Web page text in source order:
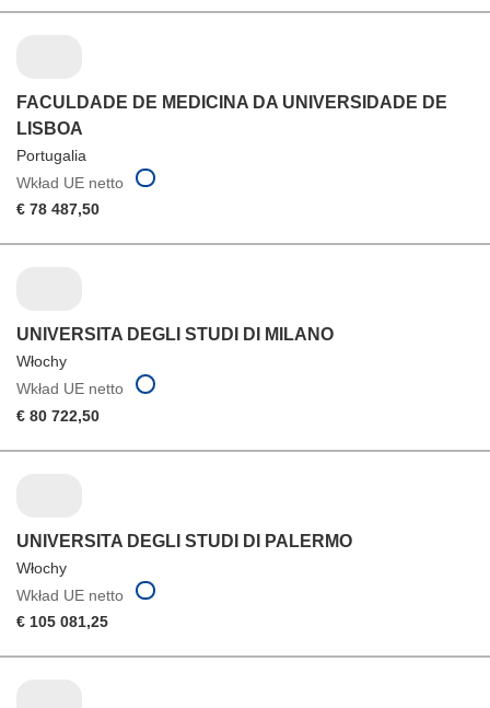
FACULDADE DE MEDICINA DA UNIVERSIDADE DE
LISBOA
Portugalia
Wkład UE netto
€ 78 487,50
UNIVERSITA DEGLI STUDI DI MILANO
Włochy
Wkład UE netto
€ 80 722,50
UNIVERSITA DEGLI STUDI DI PALERMO
Włochy
Wkład UE netto
€ 105 081,25